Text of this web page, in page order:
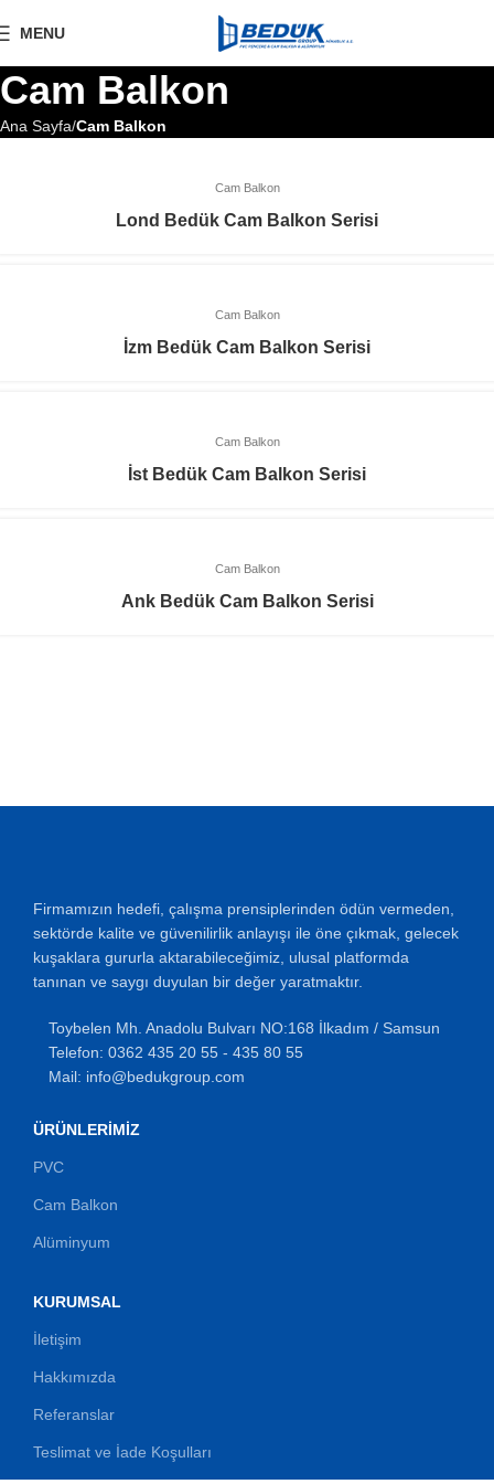
MENU
Cam Balkon
Ana Sayfa Cam Balkon
Cam Balkon
Lond Bedük Cam Balkon Serisi
Cam Balkon
İzm Bedük Cam Balkon Serisi
Cam Balkon
İst Bedük Cam Balkon Serisi
Cam Balkon
Ank Bedük Cam Balkon Serisi
Firmamızın hedefi, çalışma prensiplerinden ödün vermeden,
sektörde kalite ve güvenilirlik anlayışı ile öne çıkmak, gelecek
kuşaklara gururla aktarabileceğimiz, ulusal platformda
tanınan ve saygı duyulan bir değer yaratmaktır.
Toybelen Mh. Anadolu Bulvarı NO:168 İlkadım / Samsun
Telefon: 0362 435 20 55 - 435 80 55
Mail: info@bedukgroup.com
ÜRÜNLERIMIZ
PVC
Cam Balkon
Alüminyum
KURUMSAL
İletişim
Hakkımızda
Referanslar
Teslimat ve İade Koşulları